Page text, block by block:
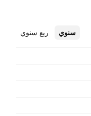
سنوي ربع سنوي